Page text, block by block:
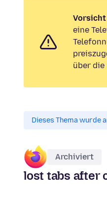
eine
über die
Dieses Thema wurde
Archiviert
lost tabs after